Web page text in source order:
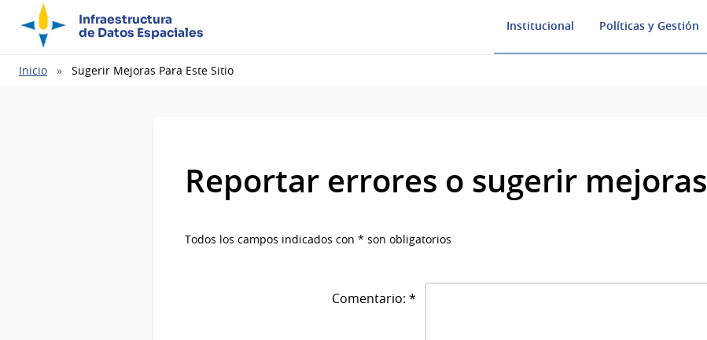
Infraestructura
de Datos Espaciales
Institucional Políticas y Gestión
Ruta
Inicio Sugerir Mejoras Para Este Sitio
Reportar errores o sugerir mejoras
Todos los campos indicados con * son obligatorios
Comentario: *